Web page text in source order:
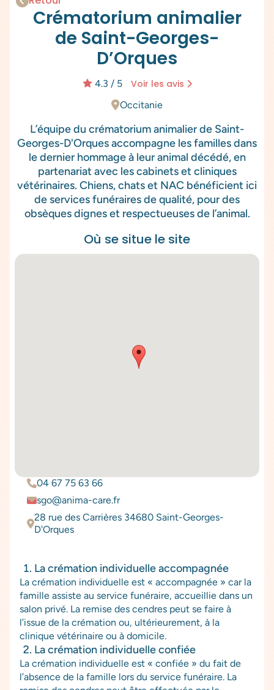
Crématorium animalier
de Saint-Georges-
D’Orques
4.3 / 5 Voir les avis
Occitanie
L’équipe du crématorium animalier de Saint-
Georges-D'Orques accompagne les familles dans
le dernier hommage à leur animal décédé, en
partenariat avec les cabinets et cliniques
vétérinaires. Chiens, chats et NAC bénéficient ici
de services funéraires de qualité, pour des
obsèques dignes et respectueuses de l’animal.
Où se situe le site
04 67 75 63 66
sgo@anima-care.fr
28 rue des Carrières 34680 Saint-Georges-
D'Orques
La crémation individuelle accompagnée
La crémation individuelle est « accompagnée » car la
famille assiste au service funéraire, accueillie dans un
salon privé. La remise des cendres peut se faire à
l’issue de la crémation ou, ultérieurement, à la
clinique vétérinaire ou à domicile.
La crémation individuelle confiée
La crémation individuelle est « confiée » du fait de
l’absence de la famille lors du service funéraire. La